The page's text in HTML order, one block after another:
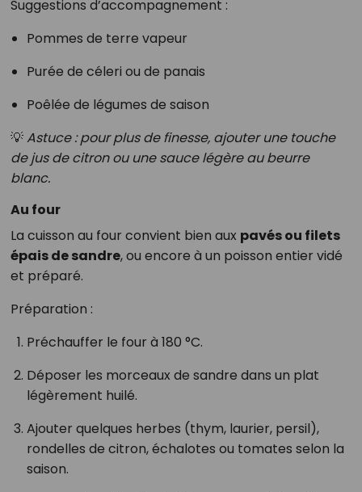
Suggestions d’accompagnement :
Pommes de terre vapeur
Purée de céleri ou de panais
Poêlée de légumes de saison
💡 Astuce : pour plus de finesse, ajouter une touche
de jus de citron ou une sauce légère au beurre
blanc.
Au four
La cuisson au four convient bien aux pavés ou filets
épais de sandre, ou encore à un poisson entier vidé
et préparé.
Préparation :
Préchauffer le four à 180 °C.
Déposer les morceaux de sandre dans un plat
légèrement huilé.
Ajouter quelques herbes (thym, laurier, persil),
rondelles de citron, échalotes ou tomates selon la
saison.